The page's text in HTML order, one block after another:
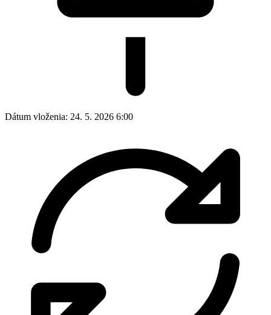
Dátum vloženia: 24. 5. 2026 6:00